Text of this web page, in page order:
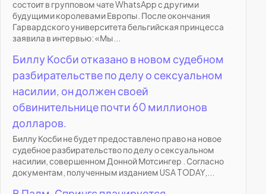
состоит в групповом чате WhatsApp с другими
будущими королевами Европы. После окончания
Гарвардского университета бельгийская принцесса
заявила в интервью: «Мы...
Биллу Косби отказано в новом судебном
разбирательстве по делу о сексуальном
насилии, он должен своей
обвинительнице почти 60 миллионов
долларов.
Биллу Косби не будет предоставлено право на новое
судебное разбирательство по делу о сексуальном
насилии, совершенном Донной Мотсингер . Согласно
документам, полученным изданием USA TODAY,...